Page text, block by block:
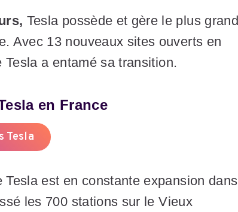
Tesla possède et gère le plus grand
Avec 13 nouveaux sites ouverts en
Tesla a entamé sa transition.
en France
Tesla
est en constante expansion dans
les 700 stations sur le Vieux